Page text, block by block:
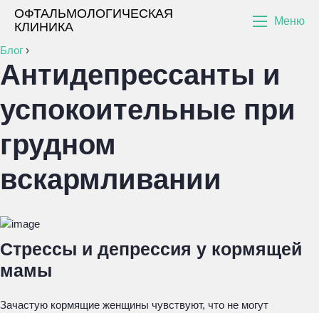
ОФТАЛЬМОЛОГИЧЕСКАЯ
КЛИНИКА
Меню
Блог ›
Антидепрессанты и
успокоительные при
грудном
вскармливании
Стрессы и депрессия у кормящей
мамы
Зачастую кормящие женщины чувствуют, что не могут